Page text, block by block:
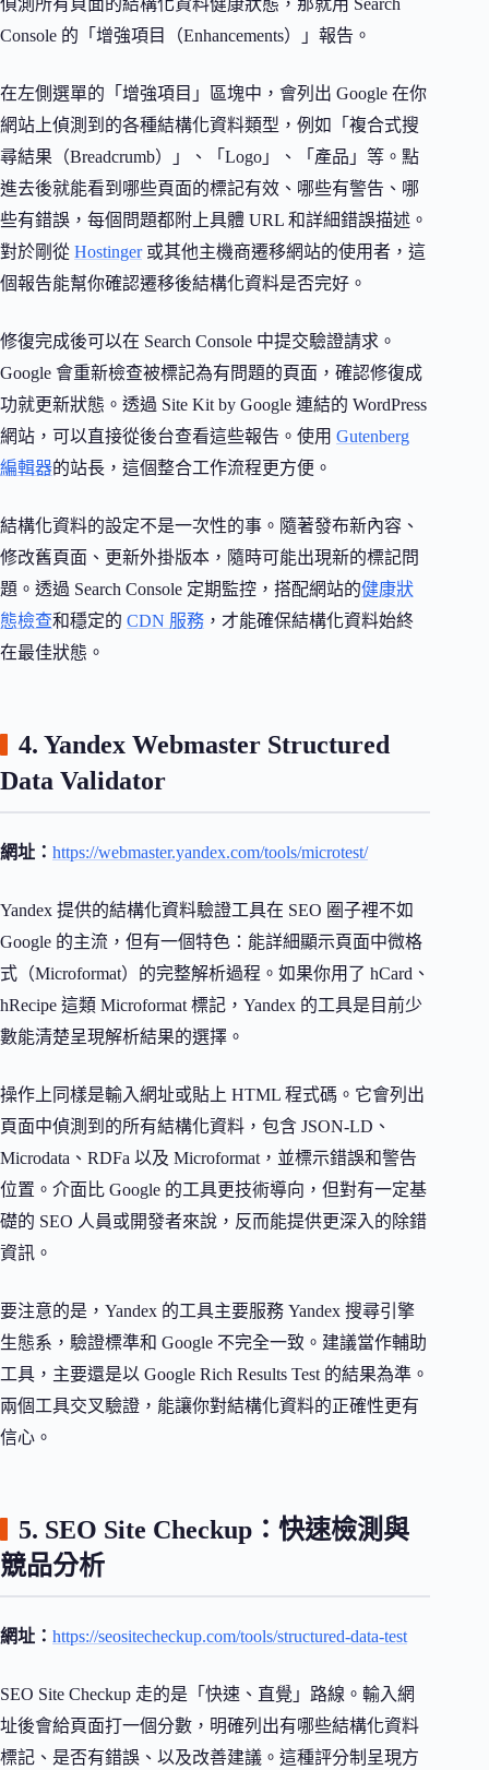
偵測所有頁面的結構化資料健康狀態，那就用 Search
Console 的「增強項目（Enhancements）」報告。
在左側選單的「增強項目」區塊中，會列出 Google 在你
網站上偵測到的各種結構化資料類型，例如「複合式搜
尋結果（Breadcrumb）」、「Logo」、「產品」等。點
進去後就能看到哪些頁面的標記有效、哪些有警告、哪
些有錯誤，每個問題都附上具體 URL 和詳細錯誤描述。
對於剛從 Hostinger或其他主機商遷移網站的使用者，這
個報告能幫你確認遷移後結構化資料是否完好。
修復完成後可以在 Search Console 中提交驗證請求。
Google 會重新檢查被標記為有問題的頁面，確認修復成
功就更新狀態。透過 Site Kit by Google 連結的 WordPress
網站，可以直接從後台查看這些報告。使用 Gutenberg
編輯器的站長，這個整合工作流程更方便。
結構化資料的設定不是一次性的事。隨著發布新內容、
修改舊頁面、更新外掛版本，隨時可能出現新的標記問
題。透過 Search Console 定期監控，搭配網站的健康狀
態檢查和穩定的 CDN 服務 ，才能確保結構化資料始終
在最佳狀態。
4. Yandex Webmaster Structured
Data Validator
網址： https://webmaster.yandex.com/tools/microtest/
Yandex 提供的結構化資料驗證工具在 SEO 圈子裡不如
Google 的主流，但有一個特色：能詳細顯示頁面中微格
式（Microformat）的完整解析過程。如果你用了 hCard、
hRecipe 這類 Microformat 標記，Yandex 的工具是目前少
數能清楚呈現解析結果的選擇。
操作上同樣是輸入網址或貼上 HTML 程式碼。它會列出
頁面中偵測到的所有結構化資料，包含 JSON-LD、
Microdata、RDFa 以及 Microformat，並標示錯誤和警告
位置。介面比 Google 的工具更技術導向，但對有一定基
礎的 SEO 人員或開發者來說，反而能提供更深入的除錯
資訊。
要注意的是，Yandex 的工具主要服務 Yandex 搜尋引擎
生態系，驗證標準和 Google 不完全一致。建議當作輔助
工具，主要還是以 Google Rich Results Test 的結果為準。
兩個工具交叉驗證，能讓你對結構化資料的正確性更有
信心。
5. SEO Site Checkup：快速檢測與
競品分析
網址： https://seositecheckup.com/tools/structured-data-test
SEO Site Checkup 走的是「快速、直覺」路線。輸入網
址後會給頁面打一個分數，明確列出有哪些結構化資料
標記、是否有錯誤、以及改善建議。這種評分制呈現方